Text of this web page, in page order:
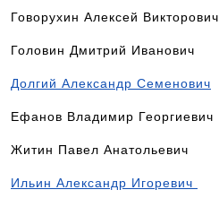
Говорухин Алексей Викторович
Головин Дмитрий Иванович
Долгий Александр Семенович
Ефанов Владимир Георгиевич
Житин Павел Анатольевич
Ильин Александр Игоревич